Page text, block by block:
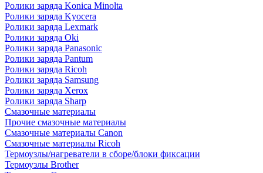
Ролики заряда Konica Minolta
Ролики заряда Kyocera
Ролики заряда Lexmark
Ролики заряда Oki
Ролики заряда Panasonic
Ролики заряда Pantum
Ролики заряда Ricoh
Ролики заряда Samsung
Ролики заряда Xerox
Ролики заряда Sharp
Смазочные материалы
Прочие смазочные материалы
Смазочные материалы Canon
Смазочные материалы Ricoh
Термоузлы/нагреватели в сборе/блоки фиксации
Термоузлы Brother